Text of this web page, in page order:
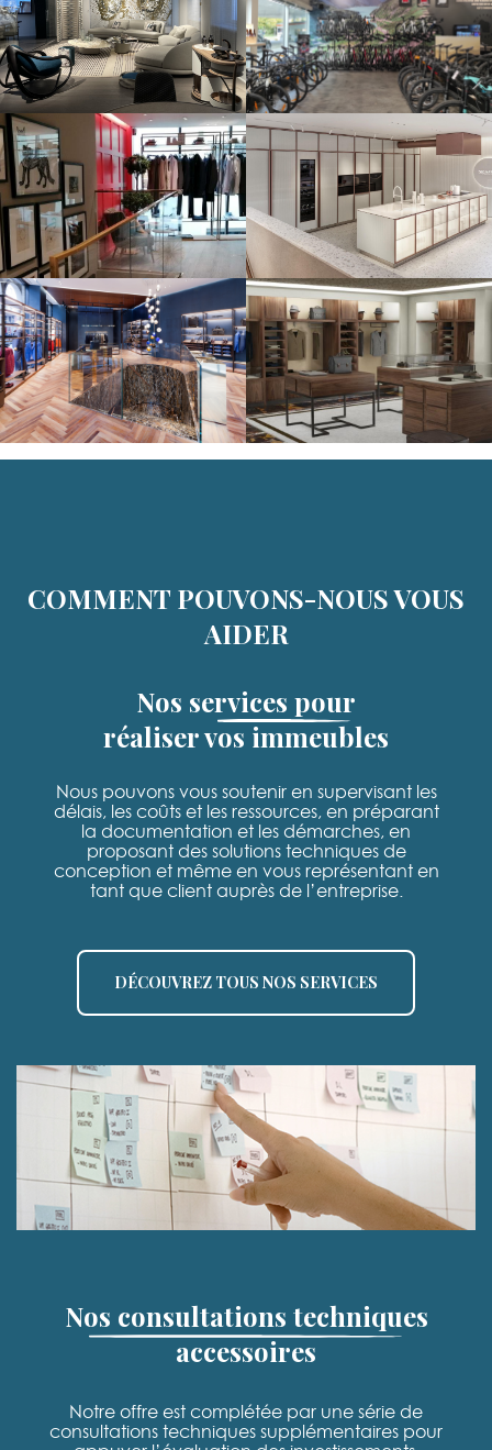
COMMENT POUVONS-NOUS VOUS
AIDER
Nos services pour
réaliser vos immeubles
Nous pouvons vous soutenir en supervisant les
délais, les coûts et les ressources, en préparant
la documentation et les démarches, en
proposant des solutions techniques de
conception et même en vous représentant en
tant que client auprès de l’entreprise.
DÉCOUVREZ TOUS NOS SERVICES
Nos consultations techniques
accessoires
Notre offre est complétée par une série de
consultations techniques supplémentaires pour